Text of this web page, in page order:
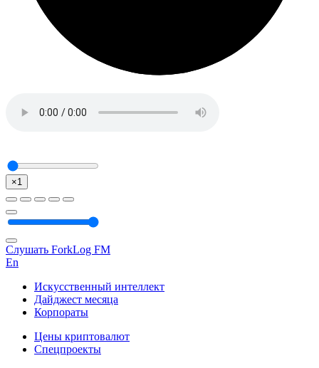
×1
Слушать ForkLog FM
En
Искусственный интеллект
Дайджест месяца
Корпораты
Цены криптовалют
Спецпроекты